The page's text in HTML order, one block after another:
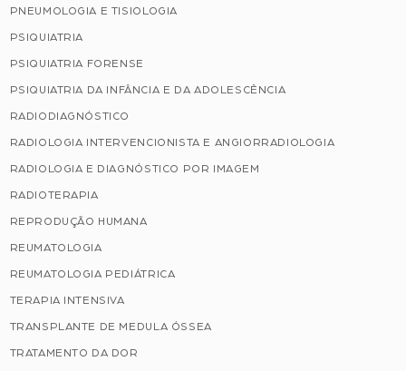
PNEUMOLOGIA E TISIOLOGIA
PSIQUIATRIA
PSIQUIATRIA FORENSE
PSIQUIATRIA DA INFÂNCIA E DA ADOLESCÊNCIA
RADIODIAGNÓSTICO
RADIOLOGIA INTERVENCIONISTA E ANGIORRADIOLOGIA
RADIOLOGIA E DIAGNÓSTICO POR IMAGEM
RADIOTERAPIA
REPRODUÇÃO HUMANA
REUMATOLOGIA
REUMATOLOGIA PEDIÁTRICA
TERAPIA INTENSIVA
TRANSPLANTE DE MEDULA ÓSSEA
TRATAMENTO DA DOR